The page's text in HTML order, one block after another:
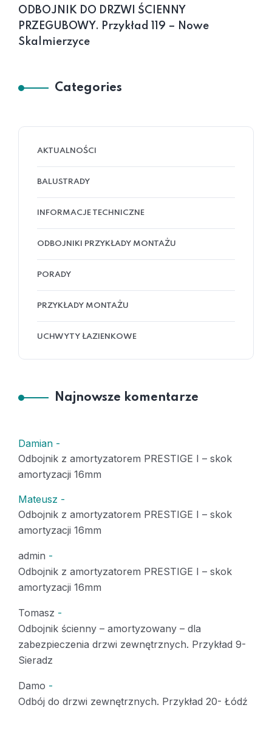
ODBOJNIK DO DRZWI ŚCIENNY
PRZEGUBOWY. Przykład 119 – Nowe
Skalmierzyce
Categories
AKTUALNOŚCI
BALUSTRADY
INFORMACJE TECHNICZNE
ODBOJNIKI PRZYKŁADY MONTAŻU
PORADY
PRZYKŁADY MONTAŻU
UCHWYTY ŁAZIENKOWE
Najnowsze komentarze
Damian -
Odbojnik z amortyzatorem PRESTIGE I – skok
amortyzacji 16mm
Mateusz -
Odbojnik z amortyzatorem PRESTIGE I – skok
amortyzacji 16mm
admin -
Odbojnik z amortyzatorem PRESTIGE I – skok
amortyzacji 16mm
Tomasz -
Odbojnik ścienny – amortyzowany – dla
zabezpieczenia drzwi zewnętrznych. Przykład 9-
Sieradz
Damo -
Odbój do drzwi zewnętrznych. Przykład 20- Łódź